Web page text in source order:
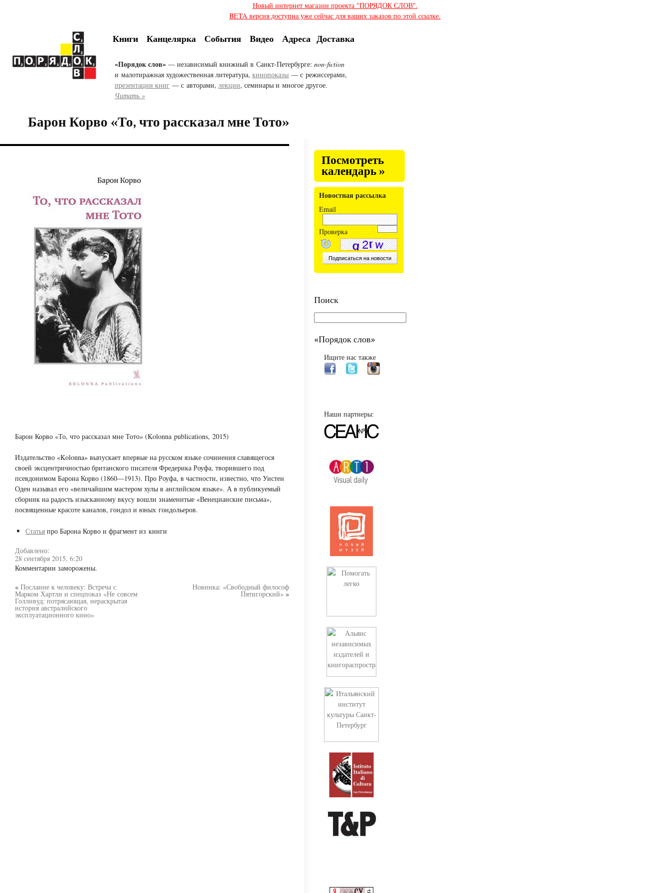
Новый интернет магазин проекта "ПОРЯДОК СЛОВ".
BETA версия доступна уже сейчас для ваших заказов по этой ссылке.
Книги Канцелярка События Видео Адреса Доставка
«Порядок слов» — независимый книжный в Санкт-Петербурге: non-fiction
и малотиражная художественная литература, кинопоказы — с режиссерами,
презентации книг — с авторами, лекции, семинары и многое другое.
Читать »
Барон Корво «То, что рассказал мне Тото»
Барон Корво «То, что рассказал мне Тото» (Kolonna publications, 2015)
Издательство «Kolonna» выпускает впервые на русском языке сочинения славящегося
своей эксцентричностью британского писателя Фредерика Роуфа, творившего под
псевдонимом Барона Корво (1860—1913). Про Роуфа, в частности, известно, что Уистен
Оден называл его «величайшим мастером хулы в английском языке». А в публикуемый
сборник на радость изысканному вкусу вошли знаменитые «Венецианские письма»,
посвященные красоте каналов, гондол и юных гондольеров.
Статья про Барона Корво и фрагмент из книги
Добавлено:
28 сентября 2015, 6:20
Комментарии заморожены.
« Послание к человеку: Встреча с
Марком Хартли и спецпоказ «Не совсем
Голливуд: потрясающая, нераскрытая
история австралийского
эксплуатационного кино»
Новинка: «Свободный философ
Пятигорский» »
Посмотреть
календарь »
Новостная рассылка
Email
Проверка
Поиск
«Порядок слов»
Ищите нас также
Наши партнеры: